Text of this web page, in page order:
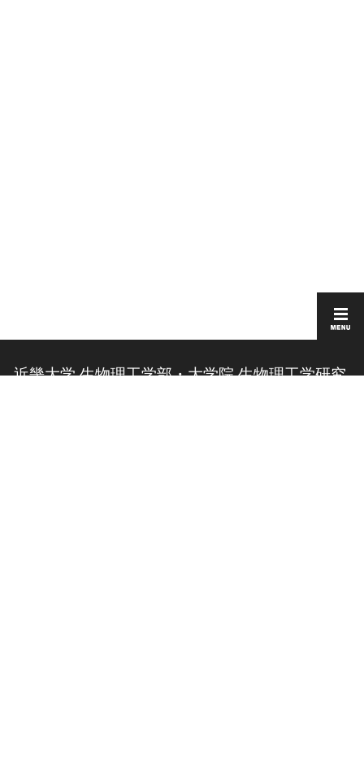
近畿大学 生物理工学部・大学院 生物理工学研究